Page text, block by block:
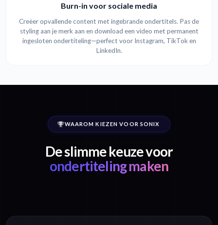
Burn-in voor sociale media
Creëer opvallende content met ingebrande ondertitels. Pas de
styling aan je merk aan en download een video met permanent
ingesloten ondertiteling—perfect voor Instagram, TikTok en
LinkedIn.
WAAROM KIEZEN VOOR SONIX
De slimme keuze voor
ondertiteling maken